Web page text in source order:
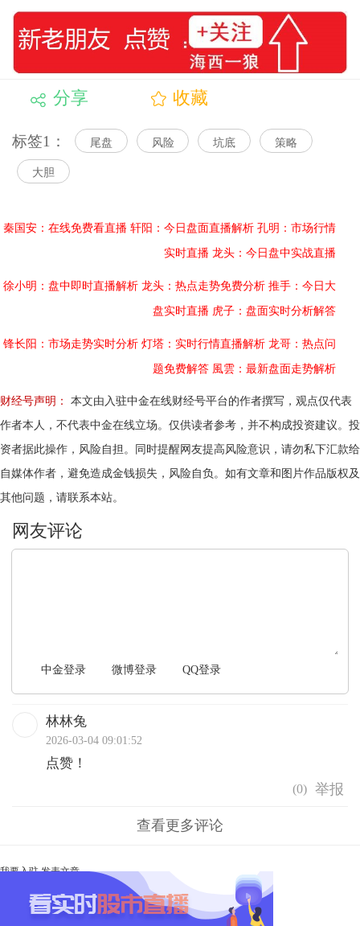
分享 收藏
标签1： 尾盘 风险 坑底 策略
大胆
秦国安：在线免费看直播 轩阳：今日盘面直播解析 孔明：市场行情
实时直播 龙头：今日盘中实战直播
徐小明：盘中即时直播解析 龙头：热点走势免费分析 推手：今日大
盘实时直播 虎子：盘面实时分析解答
锋长阳：市场走势实时分析 灯塔：实时行情直播解析 龙哥：热点问
题免费解答 風雲：最新盘面走势解析
财经号声明：
本文由入驻中金在线财经号平台的作者撰写，观点仅代表
作者本人，不代表中金在线立场。仅供读者参考，并不构成投资建议。投
资者据此操作，风险自担。同时提醒网友提高风险意识，请勿私下汇款给
自媒体作者，避免造成金钱损失，风险自负。如有文章和图片作品版权及
其他问题，请联系本站。
中金登录 微博登录 QQ登录
林林兔
2026-03-04 09:01:52
点赞！
(0)
查看更多评论
我要入驻 发表文章
Ta未开启直播